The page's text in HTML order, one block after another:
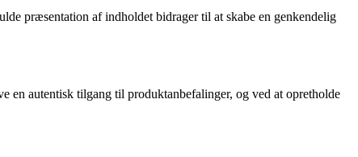
præsentation af indholdet bidrager til at skabe en genkendelig
en autentisk tilgang til produktanbefalinger, og ved at opretholde